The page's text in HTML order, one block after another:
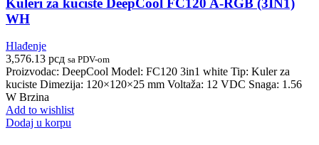
Kuleri za kuciste DeepCool FC120 A-RGB (3IN1)
WH
Hlađenje
3,576.13 рсд sa PDV-om
Proizvodac: DeepCool Model: FC120 3in1 white Tip: Kuler za
kuciste Dimezija: 120×120×25 mm Voltaža: 12 VDC Snaga: 1.56
W Brzina
Add to wishlist
Dodaj u korpu